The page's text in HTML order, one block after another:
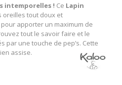
intemporelles ! Ce Lapin
oreilles tout doux et
apporter un maximum de
tout le savoir faire et le
par une touche de pep’s. Cette
assise.